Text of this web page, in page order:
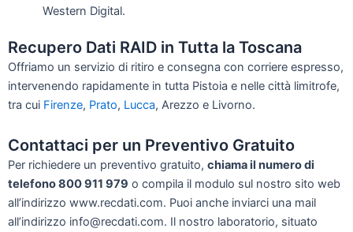
Western Digital.
Recupero Dati RAID in Tutta la Toscana
Offriamo un servizio di ritiro e consegna con corriere espresso,
intervenendo rapidamente in tutta Pistoia e nelle città limitrofe,
tra cui Firenze, Prato, Lucca, Arezzo e Livorno.
Contattaci per un Preventivo Gratuito
Per richiedere un preventivo gratuito, chiama il numero di
telefono 800 911 979 o compila il modulo sul nostro sito web
all’indirizzo www.recdati.com. Puoi anche inviarci una mail
all’indirizzo info@recdati.com. Il nostro laboratorio, situato